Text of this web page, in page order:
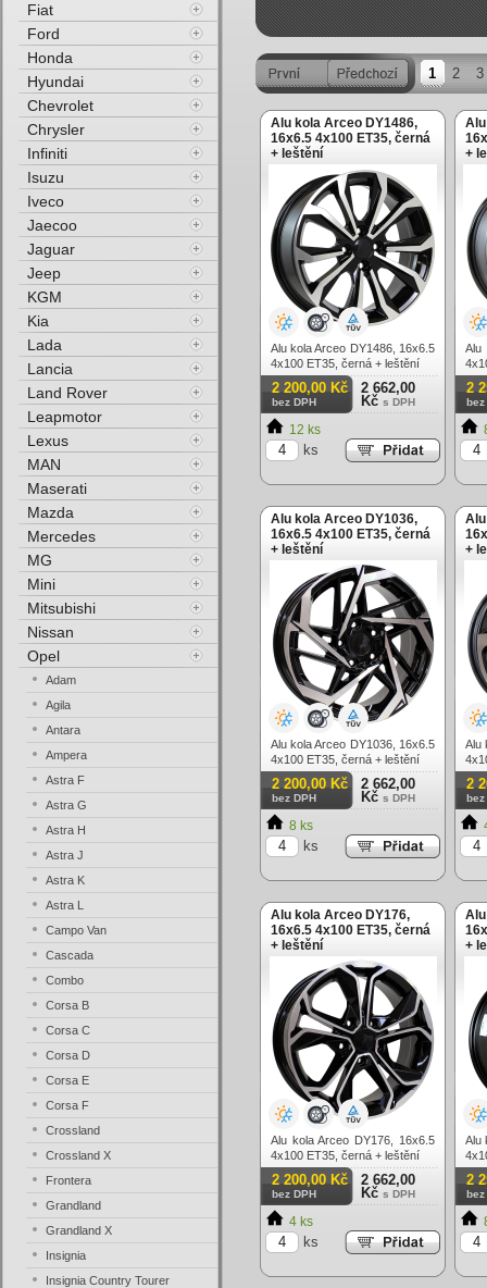
1 2 3
Alu kola Arceo DY1486,
16x6.5 4x100 ET35, černá
+ leštění
Alu kola Arceo DY1486, 16x6.5
4x100 ET35, černá + leštění
2 200,00 Kč
bez DPH
2 662,00
Kč s DPH
12 ks
ks
+
Alu
2
bez
Alu kola Arceo DY1036,
16x6.5 4x100 ET35, černá
+ leštění
Alu kola Arceo DY1036, 16x6.5
4x100 ET35, černá + leštění
2 200,00 Kč
bez DPH
2 662,00
Kč s DPH
8 ks
ks
+
Alu
2
bez
Alu kola Arceo DY176,
16x6.5 4x100 ET35, černá
+ leštění
Alu kola Arceo DY176, 16x6.5
4x100 ET35, černá + leštění
2 200,00 Kč
bez DPH
2 662,00
Kč s DPH
4 ks
ks
+
Alu
2
bez
Fiat
Ford
Honda
Hyundai
Chevrolet
Chrysler
Infiniti
Isuzu
Iveco
Jaecoo
Jaguar
Jeep
KGM
Kia
Lada
Lancia
Land Rover
Leapmotor
Lexus
MAN
Maserati
Mazda
Mercedes
MG
Mini
Mitsubishi
Nissan
Opel
Adam
Agila
Antara
Ampera
Astra F
Astra G
Astra H
Astra J
Astra K
Astra L
Campo Van
Cascada
Combo
Corsa B
Corsa C
Corsa D
Corsa E
Corsa F
Crossland
Crossland X
Frontera
Grandland
Grandland X
Insignia
Insignia Country Tourer